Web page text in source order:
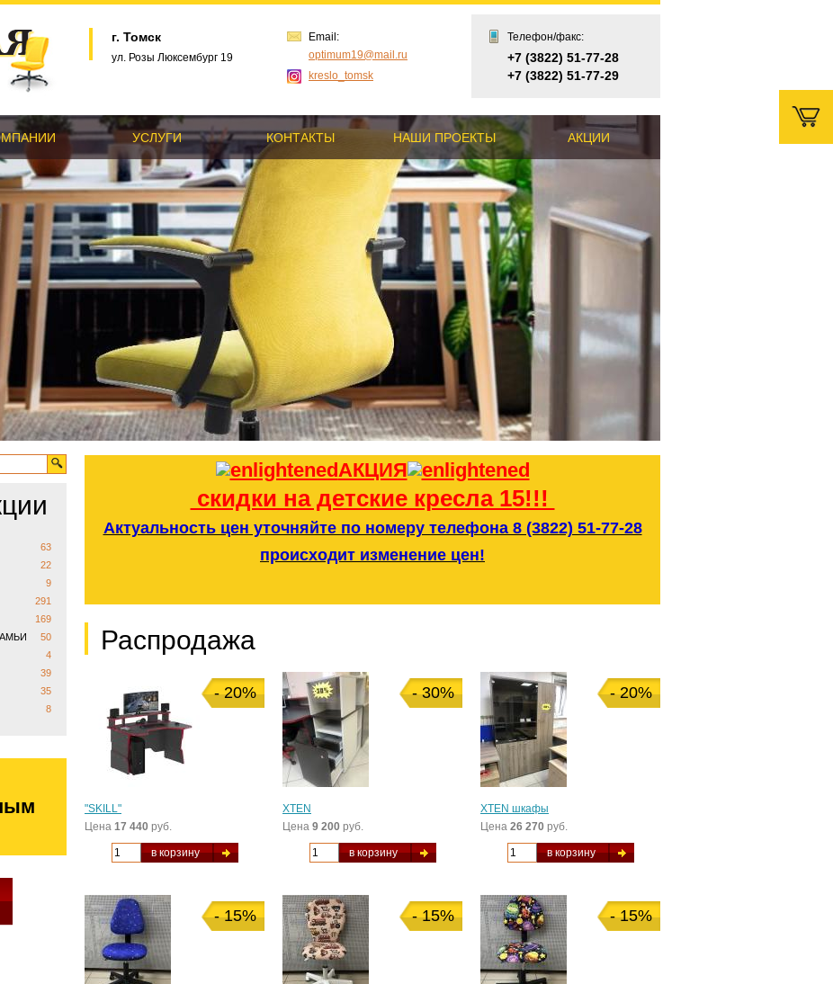
г. Томск
ул. Розы Люксембург 19
Email:
optimum19@mail.ru
kreslo_tomsk
Телефон/факс:
+7 (3822) 51-77-28
+7 (3822) 51-77-29
УСЛУГИ КОНТАКТЫ НАШИ ПРОЕКТЫ АКЦИИ
1234
63
22
9
291
169
50
4
39
35
8
АКЦИЯ
скидки на детские кресла 15!!!
Актуальность цен уточняйте по номеру телефона 8 (3822) 51-77-28
происходит изменение цен!
Распродажа
- 20%
"SKILL"
Цена 17 440 руб.
в корзину
- 30%
XTEN
Цена 9 200 руб.
в корзину
- 20%
XTEN шкафы
Цена 26 270 руб.
в корзину
- 15% - 15% - 15%